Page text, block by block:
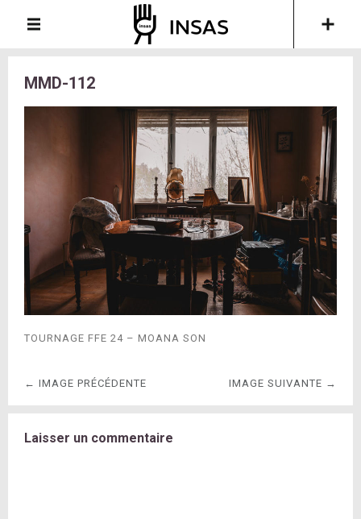
MMD-112
TOURNAGE FFE 24 – MOANA SON
← IMAGE PRÉCÉDENTE IMAGE SUIVANTE →
Laisser un commentaire